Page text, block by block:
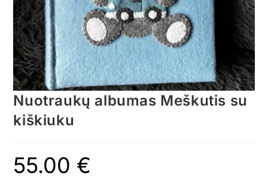
Nuotraukų albumas Meškutis su
kiškiuku
55.00 €